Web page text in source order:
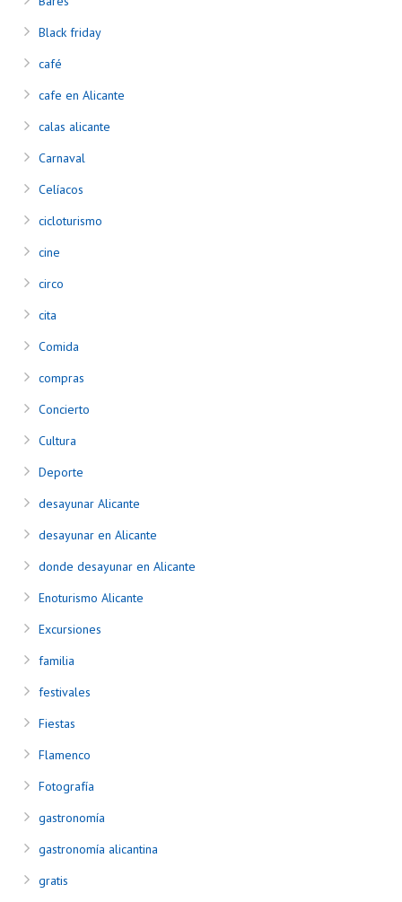
Black friday
café
cafe en Alicante
calas alicante
Carnaval
Celíacos
cicloturismo
cine
circo
cita
Comida
compras
Concierto
Cultura
Deporte
desayunar Alicante
desayunar en Alicante
donde desayunar en Alicante
Enoturismo Alicante
Excursiones
familia
festivales
Fiestas
Flamenco
Fotografía
gastronomía
gastronomía alicantina
gratis